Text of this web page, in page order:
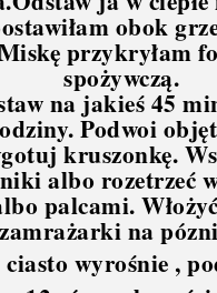
obok
przykryłam
spożywczą.
na jakieś 45
Podwoi
kruszonkę.
albo rozetrzeć
palcami.
zamrażarki na
wyrośnie ,